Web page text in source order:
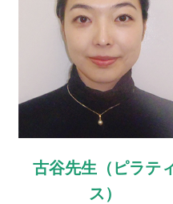
古谷先生（ピラテ
ス）